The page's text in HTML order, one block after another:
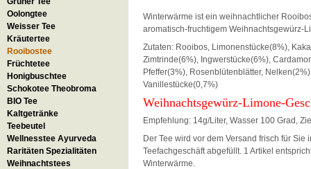
Oolongtee
Weisser Tee
Kräutertee
Rooibostee
Früchtetee
Honigbuschtee
Schokotee Theobroma
BIO Tee
Kaltgetränke
Teebeutel
Wellnesstee Ayurveda
Raritäten Spezialitäten
Weihnachtstees
Winterwärme ist ein weihnachtlicher
aromatisch-fruchtigem Weihnachtsgewürz-
Zutaten: Rooibos, Limonenstücke(8%),
Zimtrinde(6%), Ingwerstücke(6%),
Pfeffer(3%), Rosenblütenblätter,
Vanillestücke(0,7%)
Weihnachtsgewürz-Limone-
Empfehlung: 14g/Liter, Wasser 100 Grad,
Der Tee wird vor dem Versand frisch für Sie
Teefachgeschäft abgefüllt. 1 Artikel
Winterwärme.